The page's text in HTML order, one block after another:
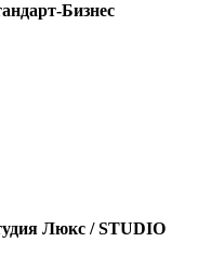
Бизнес
Люкс / STUDIO